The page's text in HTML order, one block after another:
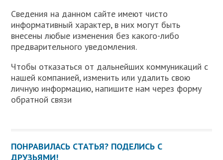
Сведения на данном сайте имеют чисто
информативный характер, в них могут быть
внесены любые изменения без какого-либо
предварительного уведомления.
Чтобы отказаться от дальнейших коммуникаций с
нашей компанией, изменить или удалить свою
личную информацию, напишите нам через форму
обратной связи
ПОНРАВИЛАСЬ СТАТЬЯ? ПОДЕЛИСЬ С
ДРУЗЬЯМИ!